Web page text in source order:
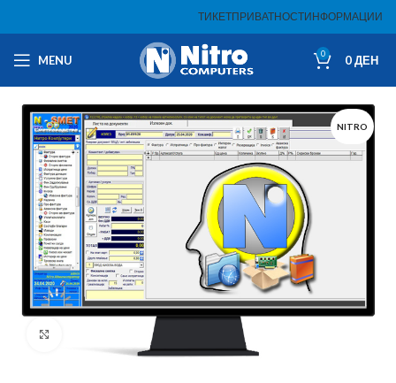
ТИКЕТПРИВАТНОСТИНФОРМАЦИИ
MENU 0 0ДЕН
NITRO